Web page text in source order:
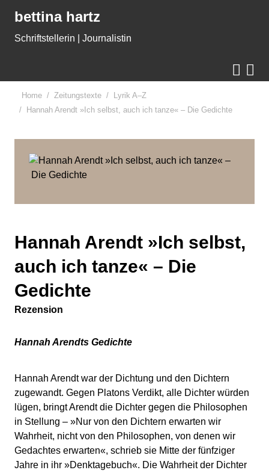
bettina hartz
Schriftstellerin | Journalistin
 
Home Zeitungstexte
Lyrik A–Z
Hannah Arendt »Ich selbst, auch ich tanze« – Die Gedichte
Hannah Arendt »Ich selbst,
auch ich tanze« – Die
Gedichte
Rezension
Hannah Arendts Gedichte
Hannah Arendt war der Dichtung und den Dichtern
zugewandt. Gegen Platons Verdikt, alle Dichter würden
lügen, bringt Arendt die Dichter gegen die Philosophen
in Stellung – »Nur von den Dichtern erwarten wir
Wahrheit, nicht von den Philosophen, von denen wir
Gedachtes erwarten«, schrieb sie Mitte der fünfziger
Jahre in ihr »Denktagebuch«. Die Wahrheit der Dichter